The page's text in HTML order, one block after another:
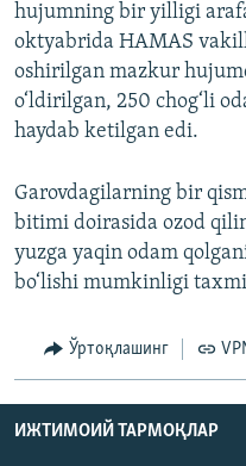
hujumning bir yilligi
oktyabrida HAMAS
oshirilgan mazkur
o‘ldirilgan, 250 chog‘li
haydab ketilgan edi.
Garovdagilarning bir
bitimi doirasida ozod
yuzga yaqin odam
bo‘lishi mumkinligi
Ўртоқлашинг
ИЖТИМОИЙ ТАРМОҚЛАР